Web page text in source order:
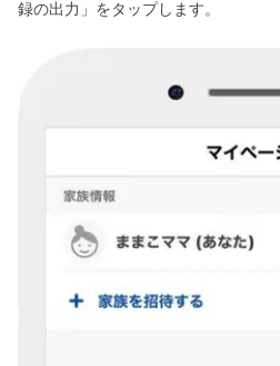
録の出力」をタップします。